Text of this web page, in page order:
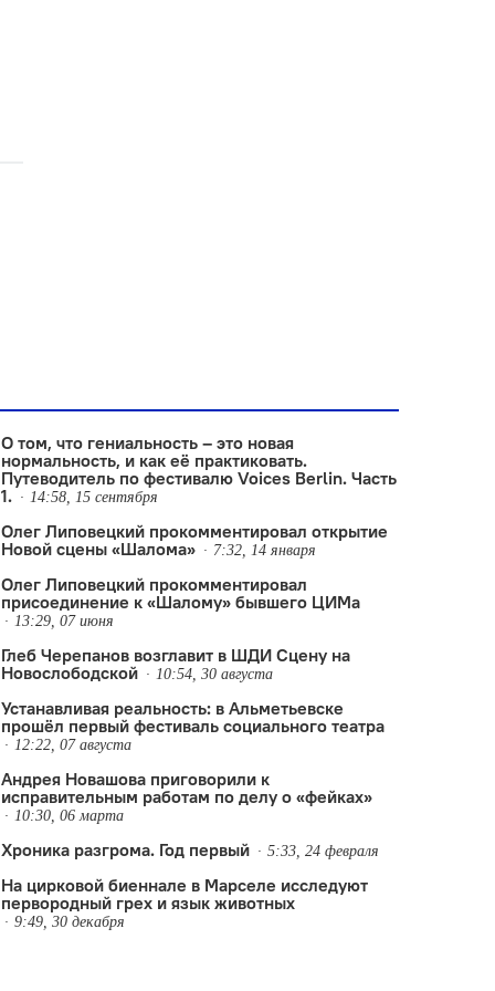
фестиваль,Марсель Смердов,Особый взгляд,
Среда 21,ЦИМ
О том, что гениальность – это новая
нормальность, и как её практиковать.
Путеводитель по фестивалю Voices Berlin. Часть
1.
14:58, 15 сентября
Олег Липовецкий прокомментировал открытие
Новой сцены «Шалома»
7:32, 14 января
Олег Липовецкий прокомментировал
присоединение к «Шалому» бывшего ЦИМа
13:29, 07 июня
Глеб Черепанов возглавит в ШДИ Сцену на
Новослободской
10:54, 30 августа
Устанавливая реальность: в Альметьевске
прошёл первый фестиваль социального театра
12:22, 07 августа
Андрея Новашова приговорили к
исправительным работам по делу о «фейках»
10:30, 06 марта
Хроника разгрома. Год первый 5:33, 24 февраля
На цирковой биеннале в Марселе исследуют
первородный грех и язык животных
9:49, 30 декабря